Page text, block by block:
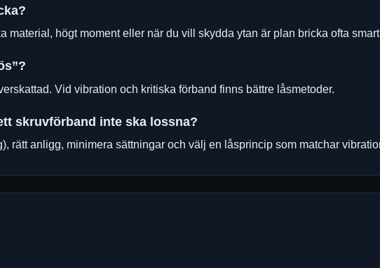
material, högt moment eller när du vill skydda ytan är plan bricka ofta
Vid vibration och kritiska förband finns bättre låsmetoder.
skruvförband inte ska lossna?
rätt anligg, minimera sättningar och välj en låsprincip som matchar